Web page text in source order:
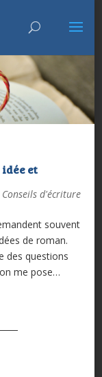
et
Conseils d'écriture
souvent
de roman.
des questions
me pose…